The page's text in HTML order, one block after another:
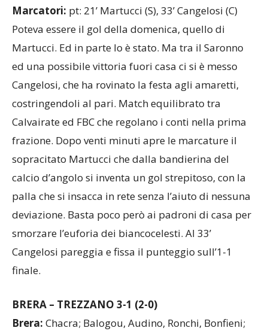
Marcatori: pt: 21’ Martucci (S), 33’ Cangelosi (C)
Poteva essere il gol della domenica, quello di
Martucci. Ed in parte lo è stato. Ma tra il Saronno
ed una possibile vittoria fuori casa ci si è messo
Cangelosi, che ha rovinato la festa agli amaretti,
costringendoli al pari. Match equilibrato tra
Calvairate ed FBC che regolano i conti nella prima
frazione. Dopo venti minuti apre le marcature il
sopracitato Martucci che dalla bandierina del
calcio d’angolo si inventa un gol strepitoso, con la
palla che si insacca in rete senza l’aiuto di nessuna
deviazione. Basta poco però ai padroni di casa per
smorzare l’euforia dei biancocelesti. Al 33’
Cangelosi pareggia e fissa il punteggio sull’1-1
finale.
BRERA – TREZZANO 3-1 (2-0)
Brera: Chacra; Balogou, Audino, Ronchi, Bonfieni;